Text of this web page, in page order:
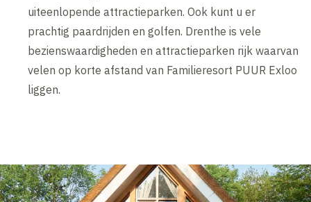
uiteenlopende attractieparken. Ook kunt u er
prachtig paardrijden en golfen. Drenthe is vele
bezienswaardigheden en attractieparken rijk waarvan
velen op korte afstand van Familieresort PUUR Exloo
liggen.